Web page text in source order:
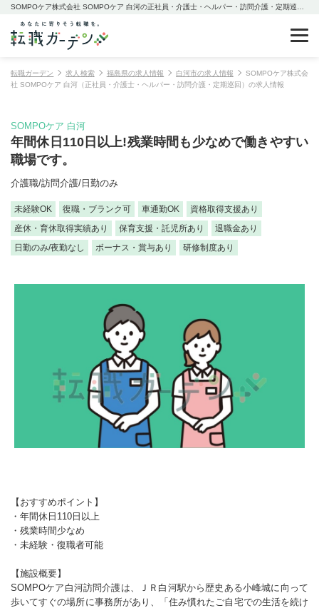
転職ガーデン 求人検索 福島県の求人情報 白河市の求人情報
SOMPOケア株式会
社 SOMPOケア 白河（正社員・介護士・ヘルパー・訪問介護・定期巡回）の求人情報
SOMPOケア 白河
年間休日110日以上!残業時間も少なめで働きやすい
職場です。
介護職/訪問介護/日勤のみ
未経験OK 復職・ブランク可 車通勤OK
資格取得支援あり
産休・育休取得実績あり
保育支援・託児所あり
退職金あり
日勤のみ/夜勤なし
ボーナス・賞与あり 研修制度あり
【おすすめポイント】
・年間休日110日以上
・残業時間少なめ
・未経験・復職者可能
【施設概要】
SOMPOケア白河訪問介護は、ＪＲ白河駅から歴史ある小峰城に向って
歩いてすぐの場所に事務所があり、「住み慣れたご自宅での生活を続け